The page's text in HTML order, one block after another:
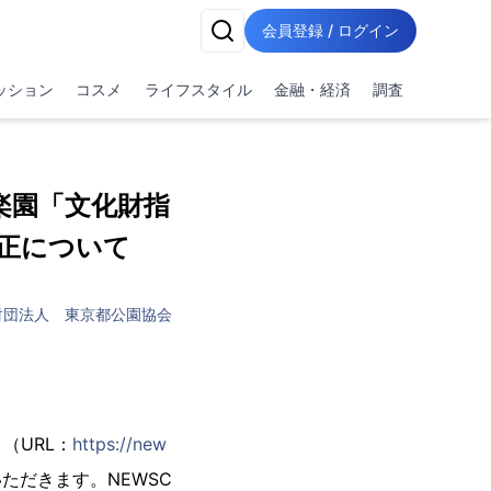
会員登録 / ログイン
ション コスメ ライフスタイル 金融・経済 調査
園「文化財指
について
団法人 東京都公園協会
URL： https://new
だきます。NEWSC